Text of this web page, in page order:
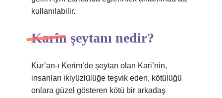
kullanılabilir.
Karîn şeytanı nedir?
Kur’an-ı Kerim’de şeytan olan Kari’nin,
insanları ikiyüzlülüğe teşvik eden, kötülüğü
onlara güzel gösteren kötü bir arkadaş